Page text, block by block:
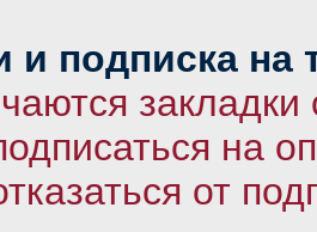
и подписка на
закладки
на
от